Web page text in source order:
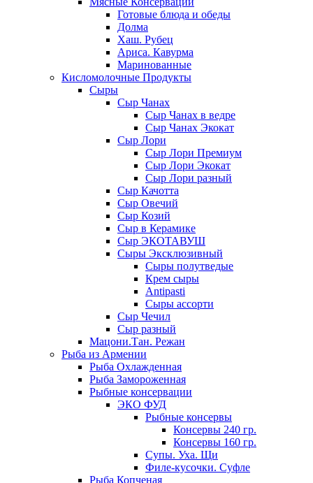
Готовые блюда и обеды
Долма
Хаш. Рубец
Ариса. Кавурма
Маринованные
Кисломолочные Продукты
Сыры
Сыр Чанах
Сыр Чанах в ведре
Сыр Чанах Экокат
Сыр Лори
Сыр Лори Премиум
Сыр Лори Экокат
Сыр Лори разный
Сыр Качотта
Сыр Овечий
Сыр Козий
Сыр в Керамике
Сыр ЭКОТАВУШ
Сыры Эксклюзивный
Сыры полутведые
Крем сыры
Antipasti
Сыры ассорти
Сыр Чечил
Сыр разный
Мацони.Тан. Режан
Рыба из Армении
Рыба Охлажденная
Рыба Замороженная
Рыбные консервации
ЭКО ФУД
Рыбные консервы
Консервы 240 гр.
Консервы 160 гр.
Супы. Уха. Щи
Филе-кусочки. Суфле
Рыба Копченая